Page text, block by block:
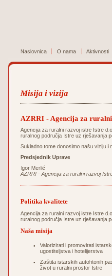
Naslovnica O nama Aktivnosti
Misija i vizija
AZRRI - Agencija za
Agencija za ruralni razvoj istre Istre
ruralnog područja Istre uz rješavanja
Sukladno tome donosimo našu viziju i
Predsjednik Uprave
Igor Merlić
AZRRI - Agencija za ruralni razvoj
Politika kvalitete
Agencija za ruralni razvoj istre Istre
ruralnog područja Istre uz rješavanja
Naša misija
Valorizirati i promovirati
ugostiteljstva i hotelijerstva
Zaštita istarskih autohtonih
život u ruralni prostor Istre